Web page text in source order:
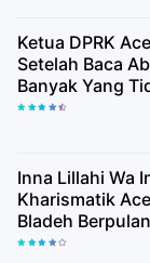
Ketua DPRK
Setelah Baca
Banyak Yang
Paripurna
Inna Lillahi Wa
Kharismatik
Bladeh